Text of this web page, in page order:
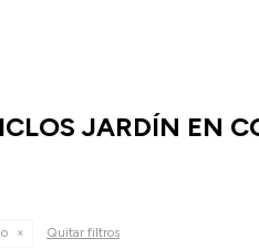
JARDÍN EN
Quitar filtros